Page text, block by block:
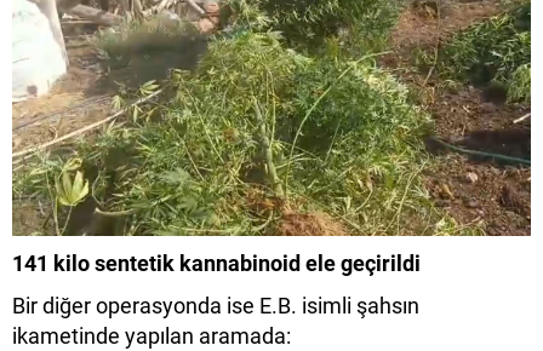
141 kilo sentetik kannabinoid ele geçirildi
Bir diğer operasyonda ise E.B. isimli şahsın
ikametinde yapılan aramada: